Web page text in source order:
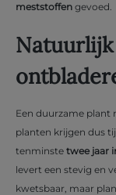
meststoffen gevoed.
Een duurzame plant
planten krijgen dus
tenminste twee jaar
levert een stevig en
kwetsbaar, maar